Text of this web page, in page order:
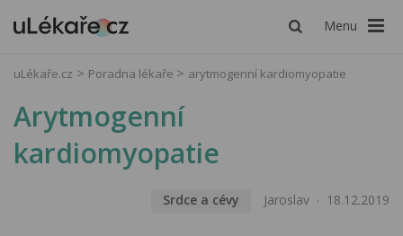
Menu
uLékaře.cz Poradna lékaře arytmogenní kardiomyopatie
Arytmogenní
kardiomyopatie
Srdce a cévy Jaroslav 18.12.2019